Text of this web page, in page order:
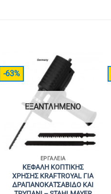
-63%
ΕΞΑΝΤΛΗΜΈΝΟ
ΕΡΓΑΛΕΊΑ
ΚΕΦΑΛΗ ΚΟΠΤΙΚΗΣ
ΧΡΗΣΗΣ KRAFTROYAL ΓΙΑ
ΔΡΑΠΑΝΟΚΑΤΣΑΒΙΔΟ ΚΑΙ